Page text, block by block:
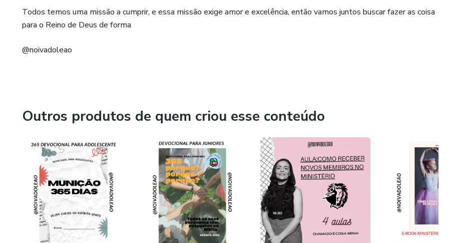
Todos temos uma missão a cumprir, e essa missão exige amor e excelência, então vamos juntos buscar fazer as coisa
para o Reino de Deus de forma
@noivadoleao
Outros produtos de quem criou esse conteúdo